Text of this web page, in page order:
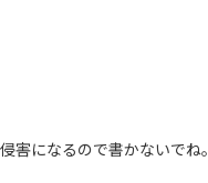
害になるので書かないでね。